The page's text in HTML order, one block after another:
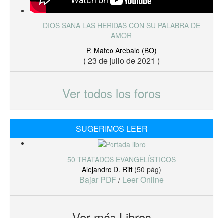
DIOS SANA LAS HERIDAS CON SU PALABRA DE
AMOR
P. Mateo Arebalo (BO)
( 23 de julio de 2021 )
Ver todos los foros
SUGERIMOS LEER
50 TRATADOS EVANGELÍSTICOS
Alejandro D. Riff (50 pág)
Bajar PDF / Leer Online